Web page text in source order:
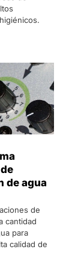
de agua
de
cantidad
para
calidad de